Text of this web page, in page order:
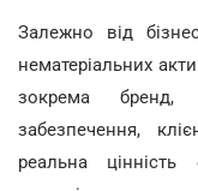
Залежно від
нематеріальних
зокрема бренд,
забезпечення,
реальна